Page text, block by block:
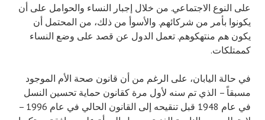
على النوع الاجتماعي. من خلال إجبار النساء والحوامل على أن
يكونوا بأمر من شركائهم. والأسوأ من ذلك، من المحتمل أن
يكون هم منتهكوهم. تعمل الدول عن قصد على وضع النساء
كممتلكات.
في حالة اليابان، على الرغم من أن قانون صحة الأم الموجود
مسبقاً – الذي تم سنه لأول مرة كقانون حماية تحسين النسل
في عام 1948 قبل تنقيحه إلى القانون الحالي في عام 1996 –